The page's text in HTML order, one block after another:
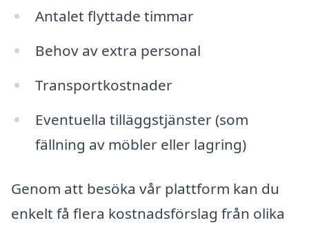
Antalet flyttade timmar
Behov av extra personal
Transportkostnader
Eventuella tilläggstjänster (som
fällning av möbler eller lagring)
Genom att besöka vår plattform kan du
enkelt få flera kostnadsförslag från olika